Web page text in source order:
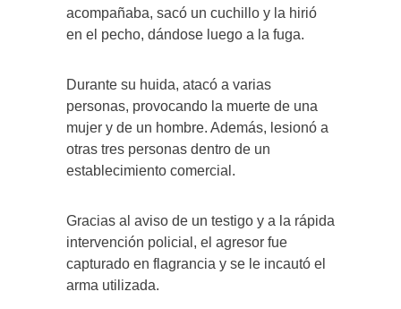
acompañaba, sacó un cuchillo y la hirió
en el pecho, dándose luego a la fuga.
Durante su huida, atacó a varias
personas, provocando la muerte de una
mujer y de un hombre. Además, lesionó a
otras tres personas dentro de un
establecimiento comercial.
Gracias al aviso de un testigo y a la rápida
intervención policial, el agresor fue
capturado en flagrancia y se le incautó el
arma utilizada.